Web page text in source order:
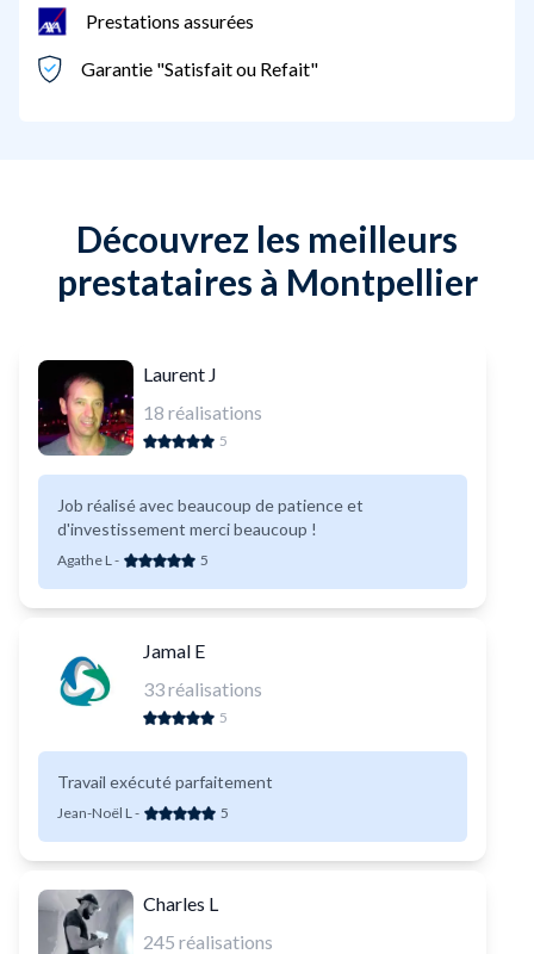
Prestations assurées
Garantie "Satisfait ou Refait"
Découvrez les meilleurs
prestataires à Montpellier
Laurent J
18 réalisations
5
Job réalisé avec beaucoup de patience et
d'investissement merci beaucoup !
Agathe L - 5
Jamal E
33réalisations
5
Travail exécuté parfaitement
Jean-Noël L - 5
Charles L
245 réalisations